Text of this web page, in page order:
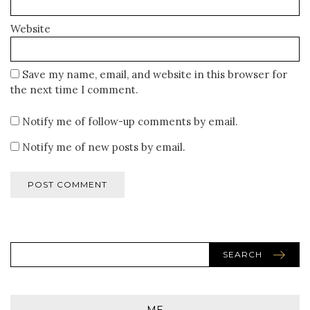
Website
Save my name, email, and website in this browser for
the next time I comment.
Notify me of follow-up comments by email.
Notify me of new posts by email.
SEARCH